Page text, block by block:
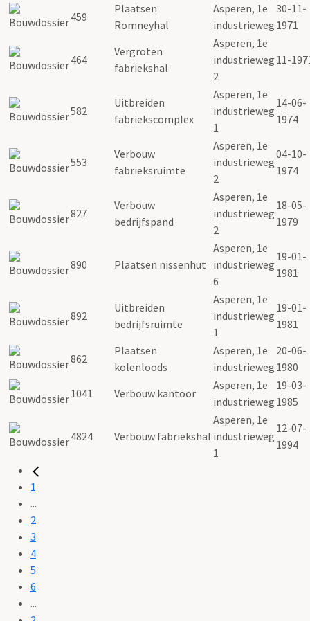
459
Plaatsen
Romneyhal
Asperen, 1e
industrieweg
30-11-
1971
464
Vergroten
fabriekshal
Asperen, 1e
industrieweg
2
11-
582
Uitbreiden
fabriekscomplex
Asperen, 1e
industrieweg
1
14-06-
1974
553
Verbouw
fabrieksruimte
Asperen, 1e
industrieweg
2
04-10-
1974
827
Verbouw
bedrijfspand
Asperen, 1e
industrieweg
2
18-05-
1979
890 Plaatsen nissenhut
Asperen, 1e
industrieweg
6
19-01-
1981
892
Uitbreiden
bedrijfsruimte
Asperen, 1e
industrieweg
1
19-01-
1981
862
Plaatsen
kolenloods
Asperen, 1e
industrieweg
20-06-
1980
1041
Verbouw kantoor
Asperen, 1e
industrieweg
19-03-
1985
4824 Verbouw fabriekshal
Asperen, 1e
industrieweg
1
12-07-
1994
1
...
2
3
4
5
6
...